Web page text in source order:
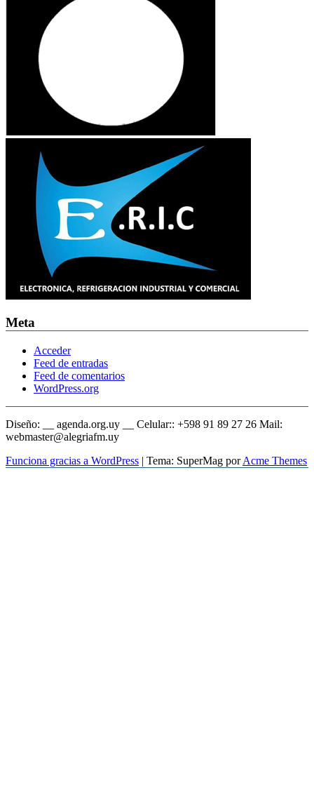
Meta
Acceder
Feed de entradas
Feed de comentarios
WordPress.org
Diseño: __ agenda.org.uy __ Celular:: +598 91 89 27 26 Mail:
webmaster@alegriafm.uy
Funciona gracias a WordPress | Tema: SuperMag porAcme Themes